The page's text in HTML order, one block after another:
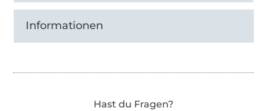
Informationen
Hast du Fragen?